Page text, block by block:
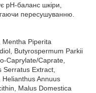
pH-баланс шкіри,
пересушуванню.
Mentha Piperita
Butyrospermum Parkii
Caprylate/Caprate,
Serratus Extract,
Annuus
Malus Domestica